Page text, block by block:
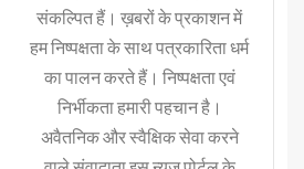
संकल्पित हैं। ख़बरों के प्रकाशन में
हम निष्पक्षता के साथ पत्रकारिता धर्म
का पालन करते हैं। निष्पक्षता एवं
निर्भीकता हमारी पहचान है।
अवैतनिक और स्वैक्षिक सेवा करने